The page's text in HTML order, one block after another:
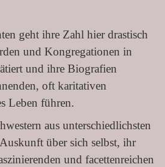
geht ihre Zahl hier drastisch
und Kongregationen in
und ihre Biografien
oft karitativen
Leben führen.
aus unterschiedlichsten
über sich selbst, ihr
und facettenreichen